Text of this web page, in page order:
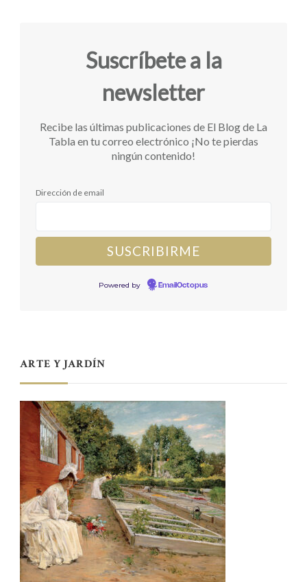
Suscríbete a la
newsletter
Recibe las últimas publicaciones de El Blog de La
Tabla en tu correo electrónico ¡No te pierdas
ningún contenido!
Dirección de email
Powered by EmailOctopus
ARTE Y JARDÍN